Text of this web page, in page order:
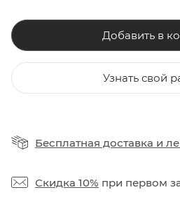
Добавить в
Узнать свой
Бесплатная доставка и
Скидка 10% при первом